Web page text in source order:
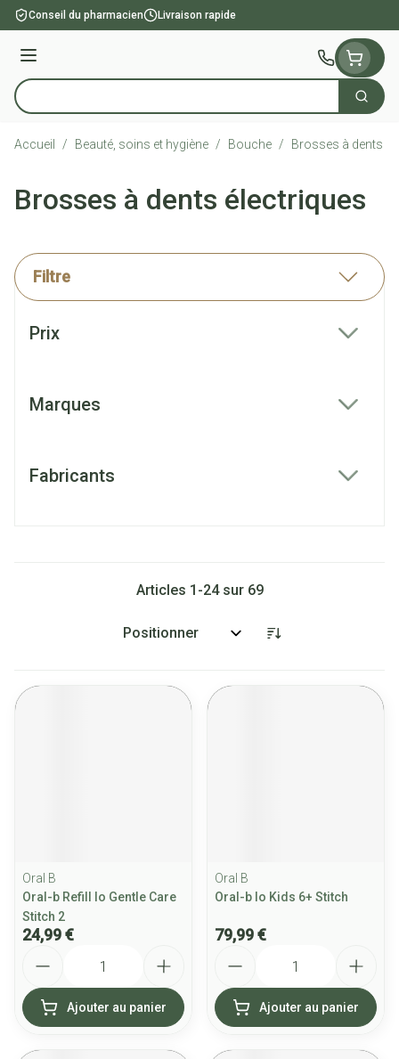
Aller au contenu
Conseil du pharmacien Livraison rapide
Menu
Rechercher
Accueil / Beauté, soins et hygiène / Bouche / Brosses à dents
Brosses à dents électriques
Filtre
Prix
Marques
Fabricants
Articles 1 -24sur 69
Trier par:
Oral B
Oral-b Refill Io Gentle Care
Stitch 2
24,99 €
Ajouter au panier
Oral B
Oral-b Io Kids 6+ Stitch
79,99 €
Ajouter au panier